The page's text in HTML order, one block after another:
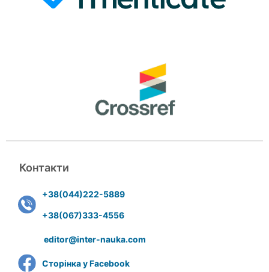
Контакти
+38(044)222-5889
+38(067)333-4556
editor@inter-nauka.com
Сторінка у Facebook